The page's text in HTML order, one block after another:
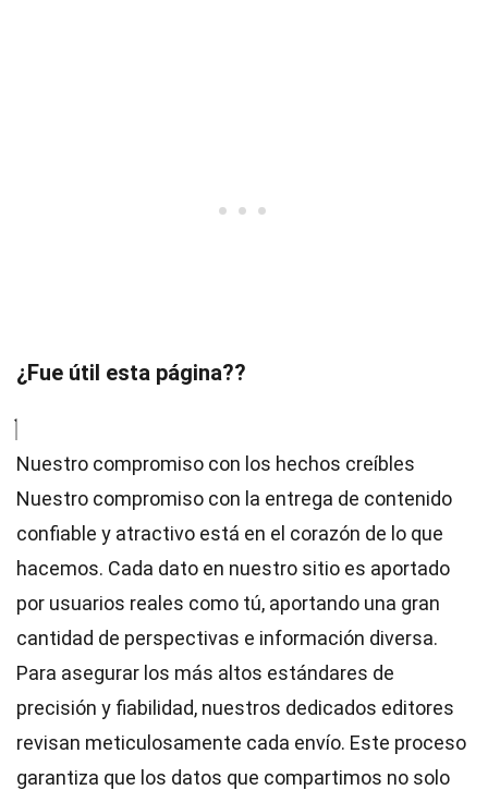
¿Fue útil esta página??
Nuestro compromiso con los hechos creíbles
Nuestro compromiso con la entrega de contenido
confiable y atractivo está en el corazón de lo que
hacemos. Cada dato en nuestro sitio es aportado
por usuarios reales como tú, aportando una gran
cantidad de perspectivas e información diversa.
Para asegurar los más altos estándares de
precisión y fiabilidad, nuestros dedicados editores
revisan meticulosamente cada envío. Este proceso
garantiza que los datos que compartimos no solo